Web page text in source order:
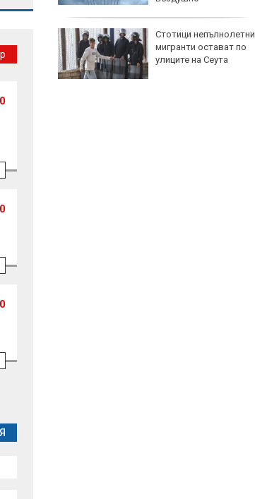
Стотици непълнолетни
мигранти остават по
улиците на Сеута
0
0
0